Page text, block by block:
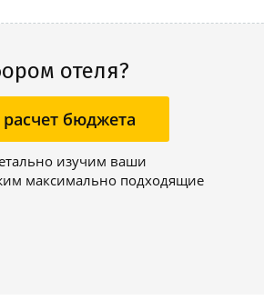
отеля?
бюджета
изучим ваши
максимально подходящие